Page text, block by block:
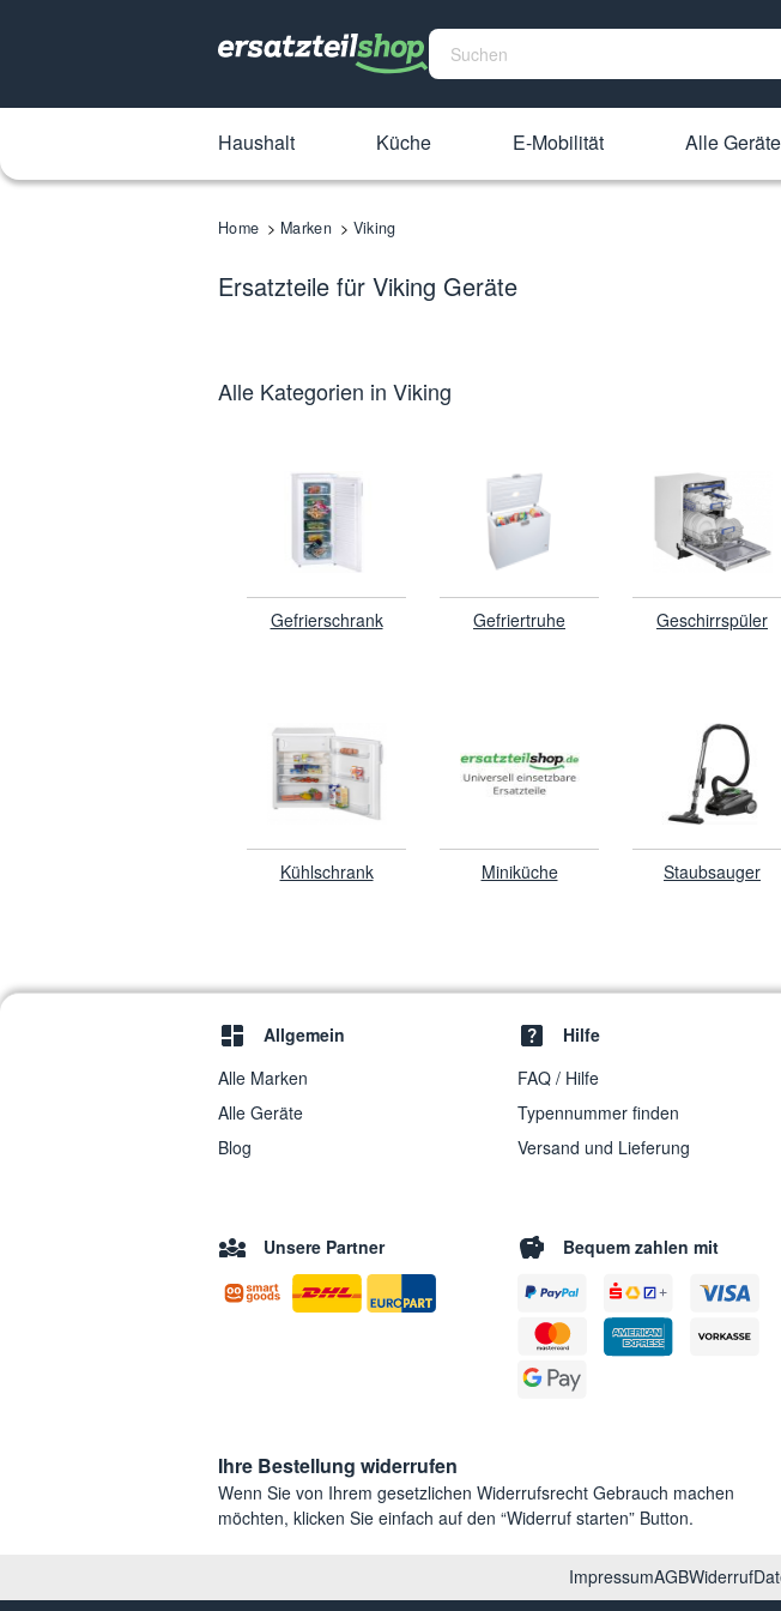
Haushalt Küche E-Mobilität Alle Geräte
Home Marken Viking
Ersatzteile für Viking Geräte
Alle Kategorien in Viking
Gefrierschrank Gefriertruhe Geschirrspüler
Kühlschrank Miniküche Staubsauger
Allgemein
Alle Marken
Alle Geräte
Blog
Hilfe
FAQ / Hilfe
Typennummer finden
Versand und Lieferung
Unsere Partner Bequem zahlen mit
Ihre Bestellung widerrufen
Wenn Sie von Ihrem gesetzlichen Widerrufsrecht Gebrauch machen
möchten, klicken Sie einfach auf den “Widerruf starten” Button.
ImpressumAGBWiderruf